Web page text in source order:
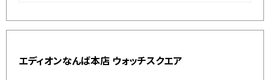
エディオンなんば本店 ウォッチスクエア